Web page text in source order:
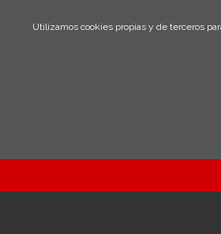
Utilizamos cookies propias y de terceros